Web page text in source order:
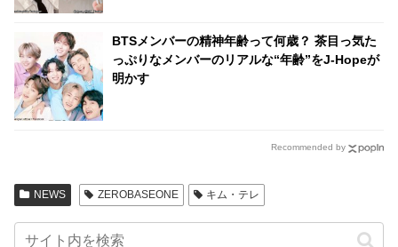
BTSメンバーの精神年齢って何歳？ 茶目っ気た
っぷりなメンバーのリアルな“年齢”をJ-Hopeが
明かす
Recommended by
NEWS ZEROBASEONE キム・テレ